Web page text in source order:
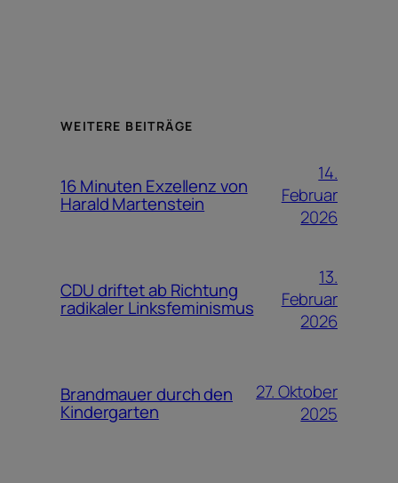
WEITERE BEITRÄGE
16 Minuten Exzellenz von
Harald Martenstein
14.
Februar
2026
CDU driftet ab Richtung
radikaler Linksfeminismus
13.
Februar
2026
Brandmauer durch den
Kindergarten
27. Oktober
2025